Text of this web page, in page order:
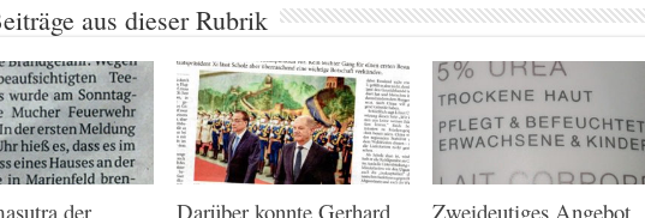
aus dieser Rubrik
der
Darüber konnte Gerhard
Zweideutiges Angebot